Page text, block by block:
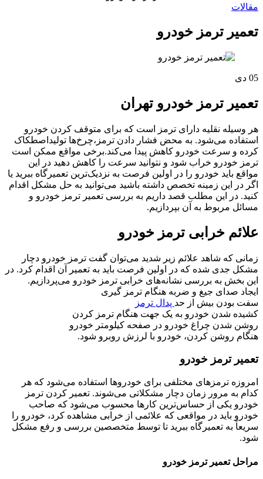
مقالات
تعمیر ترمز خودرو
05 دی
تعمیر ترمز خودرو تهران
هر وسیله نقلیه دارای ترمز است که برای متوقف کردن خودرو
استفاده می‌شود. به محض فشار دادن ترمز،چرخ‌ها تولیداصطکاک
کرده و سرعت خودرو کاهش پیدا می‌کند.برخی مواقع ممکن است
ترمز خودرو خراب شود و نتوانید سرعت را کاهش دهید در این
مواقع باید خودرو را در اولین فرصت به نزدیک‌ترین تعمیرگاه ببرید یا
اگر در این زمینه تخصص داشته باشید می‌توانید به حل مشکل اقدام
کنید. در این مطلب قصد داریم به بررسی تعمیر ترمز خودرو و
مسائل مربوط به آن بپردازیم.
علائم خرابی ترمز خودرو
زمانی که شاهد علائم زیر شدید می‌توان گفت ترمز خودرو دچار
مشکل جدی شده که در اولین فرصت باید به تعمیر آن اقدام کرد. در
این بخش به بررسی نشانه‌های خرابی ترمز خودرو می‌پردازیم.
ایجاد صدای جیغ و ضربه هنگام ترمز گیری
سفت بودن بیش از حد پدال ترمز
کشیده شدن خودرو به یک جهت هنگام ترمز کردن
روشن شدن چراغ خودرو در صفحه کیلومتر خودرو
هنگام روشن کردن، خودرو با لرزش روبرو شود.
تعمیر ترمز خودرو
امروزه ترمزهای مختلفی برای خودروها استفاده می‌شود که هر
کدام به مرور زمان دچار مشکلاتی می‌شوند. تعمیر کردن ترمز
خودرو یکی از حساس‌ترین کارها محسوب می‌شود که صاحب
خودرو باید در مواقعی که علائمی از خرابی مشاهده کرد، خودرو را
سریعاً به تعمیرگاه ببرید تا توسط متخصصین بررسی و رفع مشکل
شود.
مراحل تعمیر ترمز خودرو